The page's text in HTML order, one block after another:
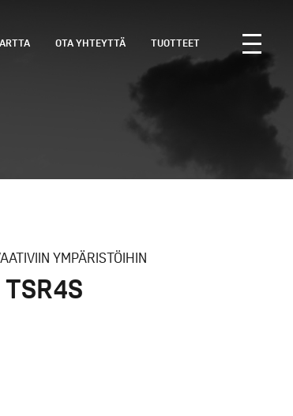
OTA YHTEYTTÄ TUOTTEET
YMPÄRISTÖIHIN